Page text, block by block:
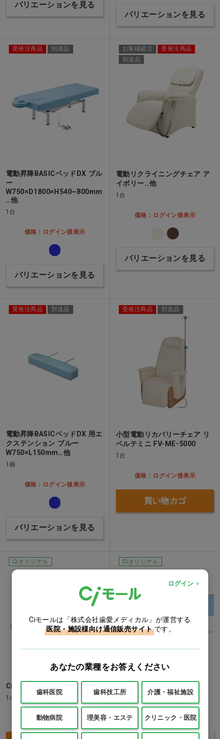
バリエーションを見る
バリエーションを見る
受発注商品 別送品
電動昇降BASICベッドDX ブル
ー
W750×D1800×H540~800mm
…他
1台
価格：ログイン後表示
バリエーションを見る
お客様組立
受発注商品
別送品
電動リクライニングチェア ア
イボリー…他
1台
価格：ログイン後表示
バリエーションを見る
受発注商品 別送品
電動昇降BASICベッドDX 用エ
クステンション ブルー
W750×L150mm…他
1個
価格：ログイン後表示
バリエーションを見る
受発注商品 別送品
小型電動リカバリーチェア リ
ベルテミニ FV-ME-5000
1台
価格：ログイン後表示
買い物カゴ
Ciオリジナル
Ci ディスポミラー
1パック(10本)
価格：ログイン後表示
Ciオリジナル
リセラディスポミラー 個包
装…他
価格：ログイン後表示
ログイン
Ciモールは「株式会社歯愛メディカル」が運営する
医院・施設様向け通信販売サイト です。
あなたの業種をお答えください
歯科医院 歯科技工所 介護・福祉施設
動物病院 理美容・エステ クリニック・医院